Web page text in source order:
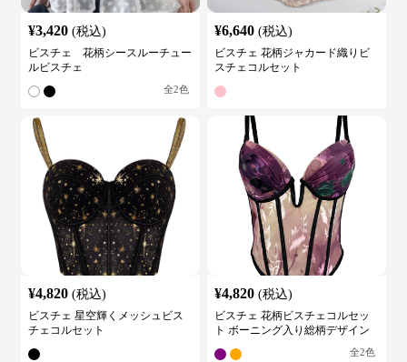
¥3,420 (税込)
ビスチェ 花柄シースルーチュー
ルビスチェ
全2色
¥6,640 (税込)
ビスチェ 花柄ジャカード織りビ
スチェコルセット
¥4,820 (税込)
ビスチェ 星空輝くメッシュビス
チェコルセット
¥4,820 (税込)
ビスチェ 花柄ビスチェコルセッ
ト ボーニング入り総柄デザイン
全2色